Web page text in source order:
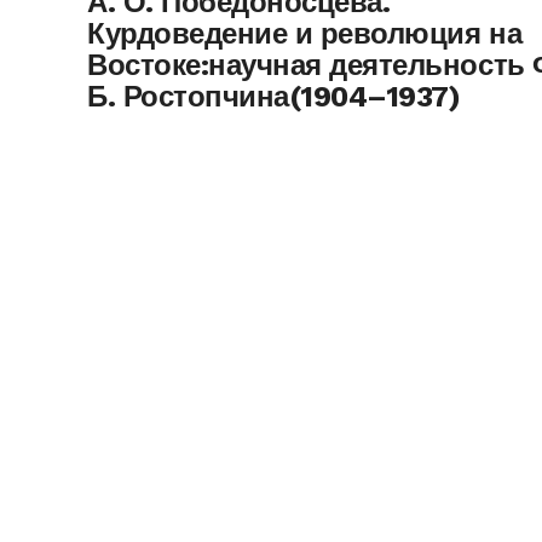
Курдоведение и революция на
Востоке:научная деятельность
Б. Ростопчина(1904–1937)